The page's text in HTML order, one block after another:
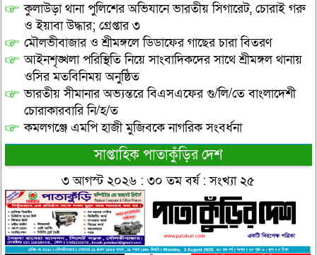
কুলাউড়া থানা পুলিশের অভিযানে ভারতীয় সিগারেট, চোরাই গরু
ও ইয়াবা উদ্ধার; গ্রেপ্তার ৩
মৌলভীবাজার ও শ্রীমঙ্গলে ডিডাফের গাছের চারা বিতরণ
আইনশৃঙ্খলা পরিস্থিতি নিয়ে সাংবাদিকদের সাথে শ্রীমঙ্গল থানায়
ওসির মতবিনিময় অনুষ্ঠিত
ভারতীয় সীমানার অভ্যন্তরে বিএসএফের গু/লি/তে বাংলাদেশী
চোরাকারবারি নি/হ/ত
কমলগঞ্জে এমপি হাজী মুজিবকে নাগরিক সংবর্ধনা
সাপ্তাহিক পাতাকুঁড়ির দেশ
৩ আগস্ট ২০২৬ : ৩০ তম বর্ষ : সংখ্যা ২৫